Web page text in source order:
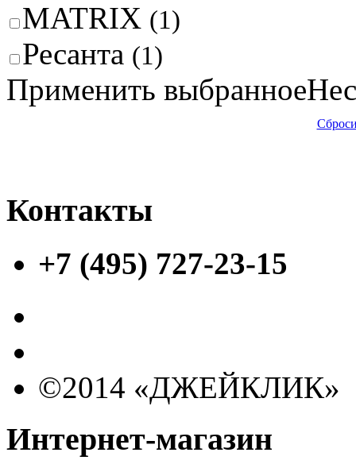
MATRIX (1)
Ресанта (1)
Применить выбранное
Контакты
+7 (495) 727-23-15
©2014 «ДЖЕЙКЛИК»
Интернет-магазин